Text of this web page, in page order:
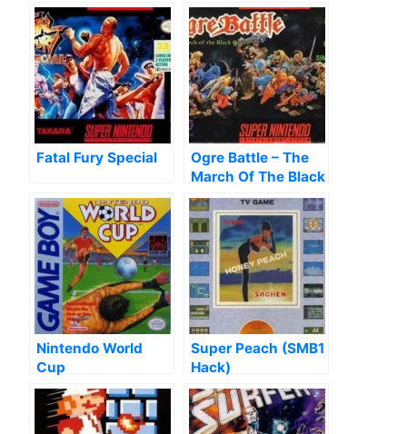
Fatal Fury Special
Ogre Battle – The
March Of The Black
Queen
Nintendo World
Cup
Super Peach (SMB1
Hack)